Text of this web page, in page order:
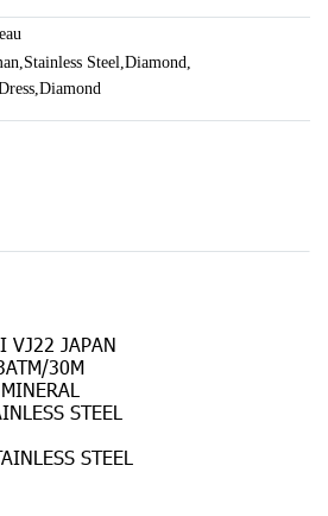
,Stainless Steel,Diamond,
,Diamond
VJ22 JAPAN
30M
STEEL
STEEL